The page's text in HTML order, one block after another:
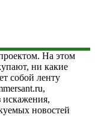
На этом
ни какие
собой ленту
искажения,
новостей